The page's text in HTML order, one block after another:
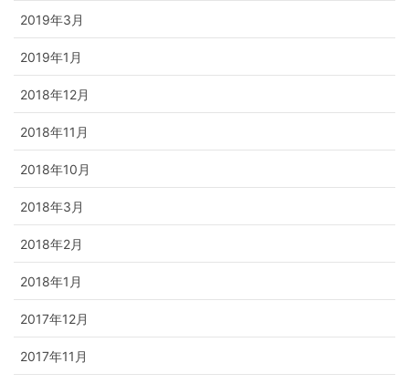
2019年3月
2019年1月
2018年12月
2018年11月
2018年10月
2018年3月
2018年2月
2018年1月
2017年12月
2017年11月